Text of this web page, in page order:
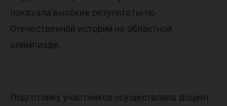
показали высокие результаты по
Отечественной истории на областной
олимпиаде.
Подготовку участников осуществляла доцент